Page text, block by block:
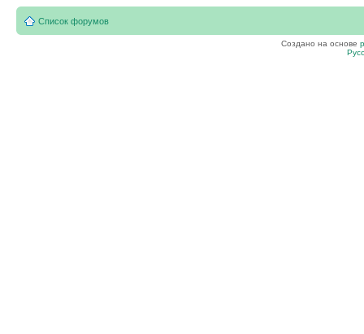
Список форумов
Создано на основе